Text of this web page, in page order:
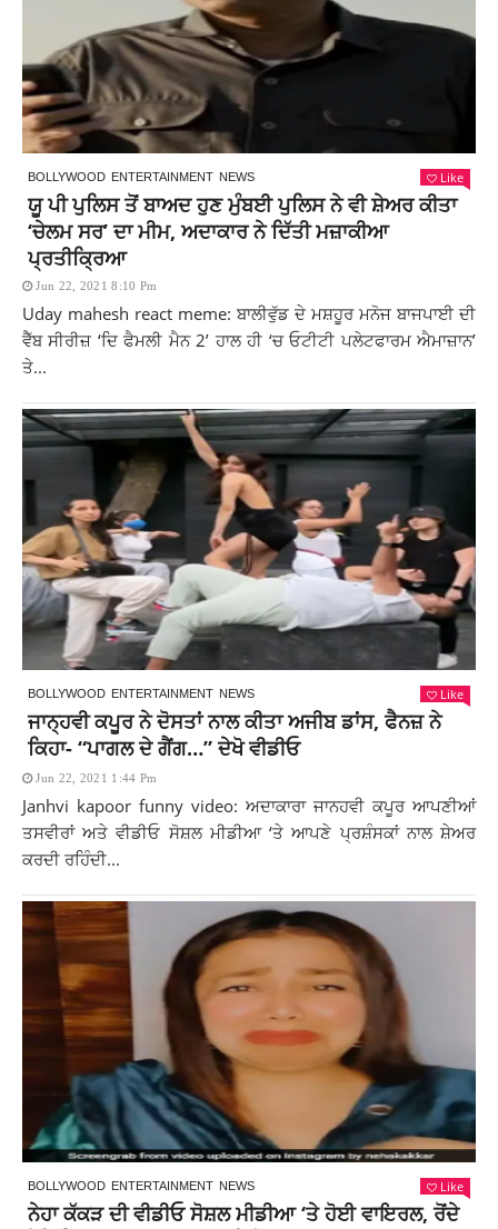
BOLLYWOOD ENTERTAINMENT NEWS Like
ਯੂ ਪੀ ਪੁਲਿਸ ਤੋਂ ਬਾਅਦ ਹੁਣ ਮੁੰਬਈ ਪੁਲਿਸ ਨੇ ਵੀ ਸ਼ੇਅਰ ਕੀਤਾ
‘ਚੇਲਮ ਸਰ’ ਦਾ ਮੀਮ, ਅਦਾਕਾਰ ਨੇ ਦਿੱਤੀ ਮਜ਼ਾਕੀਆ
ਪ੍ਰਤੀਕ੍ਰਿਆ
Jun 22, 2021 8:10 Pm
Uday mahesh react meme: ਬਾਲੀਵੁੱਡ ਦੇ ਮਸ਼ਹੂਰ ਮਨੋਜ ਬਾਜਪਾਈ ਦੀ
ਵੈੱਬ ਸੀਰੀਜ਼ ‘ਦਿ ਫੈਮਲੀ ਮੈਨ 2’ ਹਾਲ ਹੀ ‘ਚ ਓਟੀਟੀ ਪਲੇਟਫਾਰਮ ਐਮਾਜ਼ਾਨ’
ਤੇ...
BOLLYWOOD ENTERTAINMENT NEWS Like
ਜਾਨ੍ਹਵੀ ਕਪੂਰ ਨੇ ਦੋਸਤਾਂ ਨਾਲ ਕੀਤਾ ਅਜੀਬ ਡਾਂਸ, ਫੈਨਜ਼ ਨੇ
ਕਿਹਾ- “ਪਾਗਲ ਦੇ ਗੈਂਗ…” ਦੇਖੋ ਵੀਡੀਓ
Jun 22, 2021 1:44 Pm
Janhvi kapoor funny video: ਅਦਾਕਾਰਾ ਜਾਨਹਵੀ ਕਪੂਰ ਆਪਣੀਆਂ
ਤਸਵੀਰਾਂ ਅਤੇ ਵੀਡੀਓ ਸੋਸ਼ਲ ਮੀਡੀਆ ‘ਤੇ ਆਪਣੇ ਪ੍ਰਸ਼ੰਸਕਾਂ ਨਾਲ ਸ਼ੇਅਰ
ਕਰਦੀ ਰਹਿੰਦੀ...
BOLLYWOOD ENTERTAINMENT NEWS Like
ਨੇਹਾ ਕੱਕੜ ਦੀ ਵੀਡੀਓ ਸੋਸ਼ਲ ਮੀਡੀਆ ‘ਤੇ ਹੋਈ ਵਾਇਰਲ, ਰੋਂਦੇ